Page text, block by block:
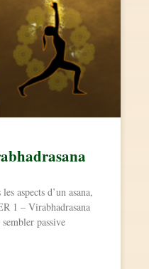
aspects d’un asana,
1 – Virabhadrasana
passive